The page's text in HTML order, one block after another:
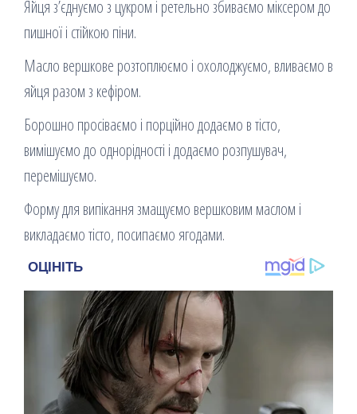
Яйця з’єднуємо з цукром і ретельно збиваємо міксером до
пишної і стійкою піни.
Масло вершкове розтоплюємо і охолоджуємо, вливаємо в
яйця разом з кефіром.
Борошно просіваємо і порційно додаємо в тісто,
вимішуємо до однорідності і додаємо розпушувач,
перемішуємо.
Форму для випікання змащуємо вершковим маслом і
викладаємо тісто, посипаємо ягодами.